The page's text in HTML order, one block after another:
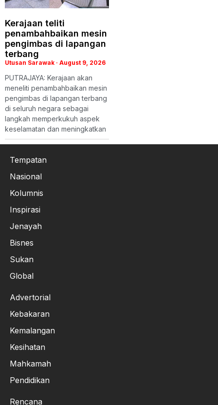
Kerajaan teliti
penambahbaikan mesin
pengimbas di lapangan
terbang
Utusan Sarawak August 9, 2026
PUTRAJAYA: Kerajaan akan
meneliti penambahbaikan mesin
pengimbas di lapangan terbang
di seluruh negara sebagai
langkah memperkukuh aspek
keselamatan dan meningkatkan
Tempatan
Nasional
Kolumnis
Inspirasi
Jenayah
Bisnes
Sukan
Global
Advertorial
Kebakaran
Kemalangan
Kesihatan
Mahkamah
Pendidikan
Rencana